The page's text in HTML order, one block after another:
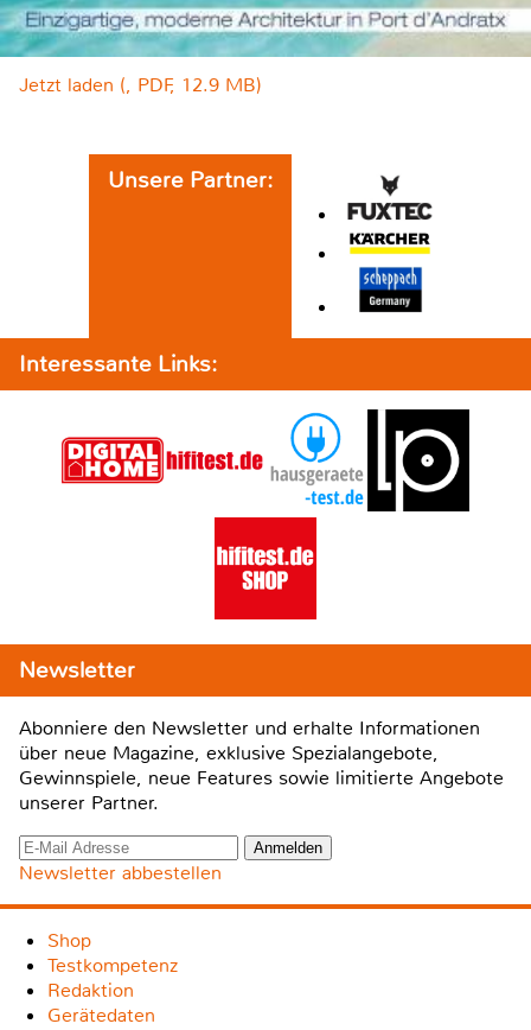
Jetzt laden (, PDF, 12.9 MB)
Unsere Partner:
Interessante Links:
Newsletter
Abonniere den Newsletter und erhalte Informationen
über neue Magazine, exklusive Spezialangebote,
Gewinnspiele, neue Features sowie limitierte Angebote
unserer Partner.
Newsletter abbestellen
Shop
Testkompetenz
Redaktion
Gerätedaten